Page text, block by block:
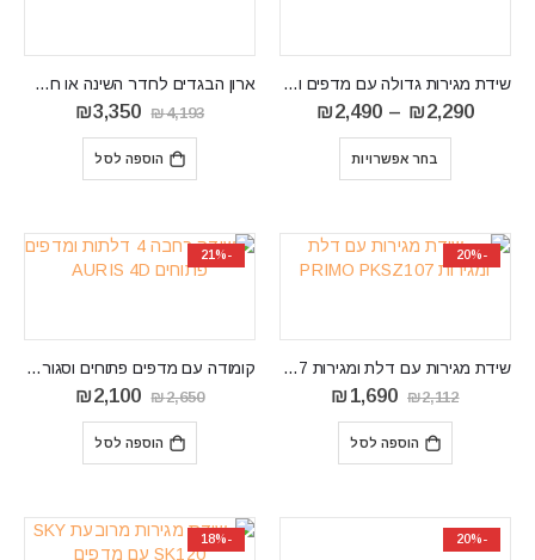
שידת מגירות גדולה עם מדפים ומגירות SKY SK155
₪2,290
–
₪2,490
בחר אפשרויות
ארון הבגדים לחדר השינה או חדר ארונות LIONEL08
₪4,193
המחיר
המקורי
היה:
₪4,193.
₪3,350
הוספה לסל
-20%
שידת מגירות עם דלת ומגירות PRIMO PKSZ107
₪2,112
המחיר
המקורי
היה:
₪2,112.
₪ 1,690
המחיר
הוספה לסל
-21%
קומודה עם מדפים פתוחים וסגורים דגם AURIS 4D
₪2,650
המחיר
המקורי
היה:
₪2,650.
₪2,100
הוספה לסל
-20%
-18%